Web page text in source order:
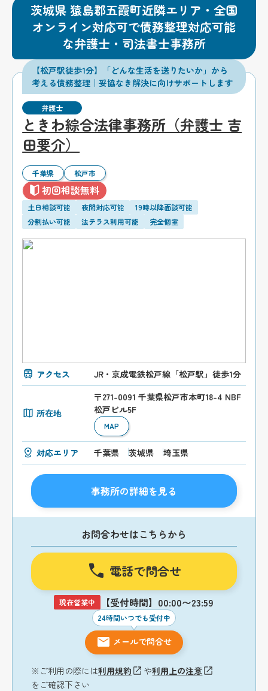
茨城県 猿島郡五霞町近隣エリア・全国
オンライン対応可で債務整理対応可能
な弁護士・司法書士事務所
【松戸駅徒歩1分】「どんな生活を送りたいか」から
考える債務整理｜妥協なき解決に向けサポートします
弁護士
ときわ綜合法律事務所（弁護士 吉
田要介）
千葉県 松戸市
初回相談無料
土日相談可能 夜間対応可能
19時以降面談可能
分割払い可能
法テラス利用可能 完全個室
アクセス JR・京成電鉄松戸線「松戸駅」徒歩1分
所在地
〒271-0091 千葉県松戸市本町18-4 NBF
松戸ビル5F
MAP
対応エリア 千葉県 茨城県 埼玉県
事務所の詳細を見る
お問合わせはこちらから
電話で問合せ
現在営業中 【受付時間】00:00〜23:59
24時間いつでも受付中
メールで問合せ
※ご利用の際には利用規約 や利用上の注意
をご確認下さい